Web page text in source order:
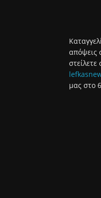
απόψεις
στείλετε
μας στο